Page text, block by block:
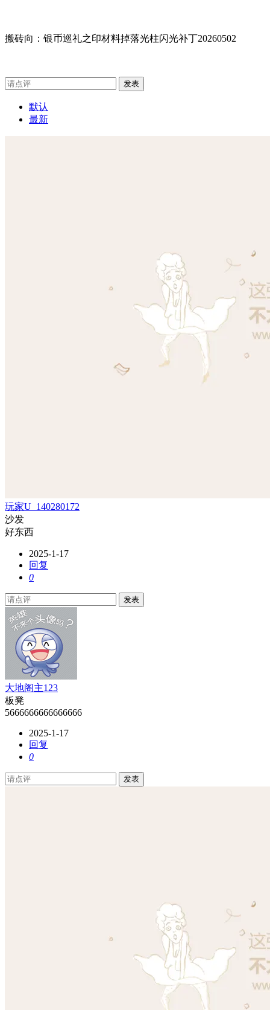
搬砖向：银币巡礼之印材料掉落光柱闪光补丁20260502
发表
默认
最新
玩家U_140280172
沙发
好东西
2025-1-17
回复
0
发表
大地阁主123
板凳
5666666666666666
2025-1-17
回复
0
发表